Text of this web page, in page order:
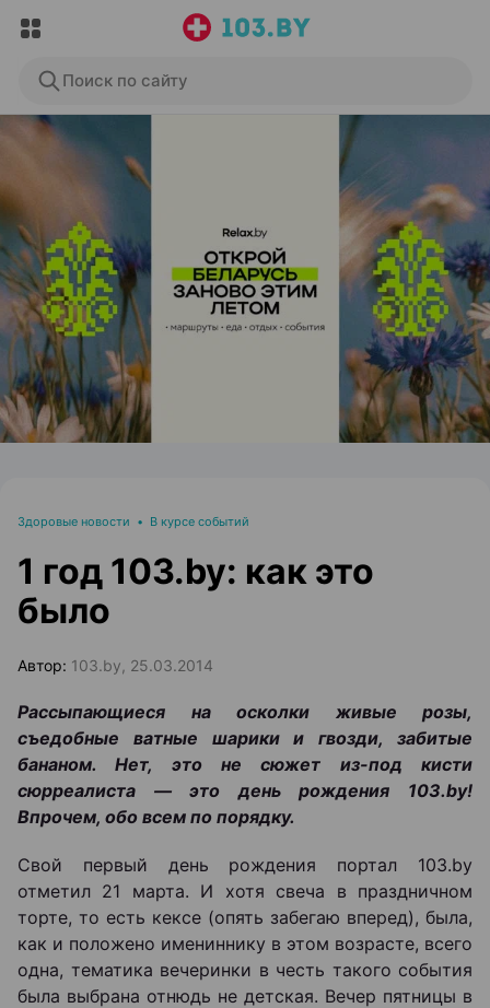
Поиск по сайту
ЭФФЕКТИВНАЯ РЕКЛАМА НА САЙТЕ
Здоровые новости • В курсе событий
1 год 103.by: как это
было
Автор: 103.by, 25.03.2014
Рассыпающиеся на осколки живые розы,
съедобные ватные шарики и гвозди, забитые
бананом. Нет, это не сюжет из-под кисти
сюрреалиста — это день рождения 103.by!
Впрочем, обо всем по порядку.
Свой первый день рождения портал 103.by
отметил 21 марта. И хотя свеча в праздничном
торте, то есть кексе (опять забегаю вперед), была,
как и положено имениннику в этом возрасте, всего
одна, тематика вечеринки в честь такого события
была выбрана отнюдь не детская. Вечер пятницы в